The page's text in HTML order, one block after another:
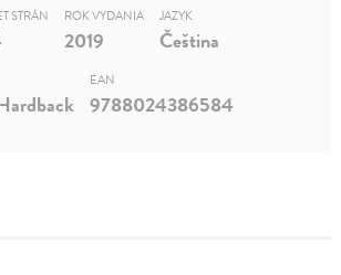
STRÁN ROK VYDANIA
2019
JAZYK
Čeština
EAN
9788024386584